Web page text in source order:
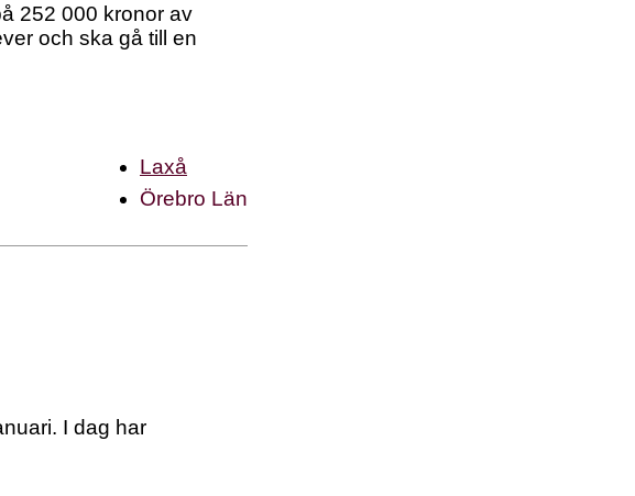
252 000 kronor av
och ska gå till en
Laxå
Örebro Län
I dag har